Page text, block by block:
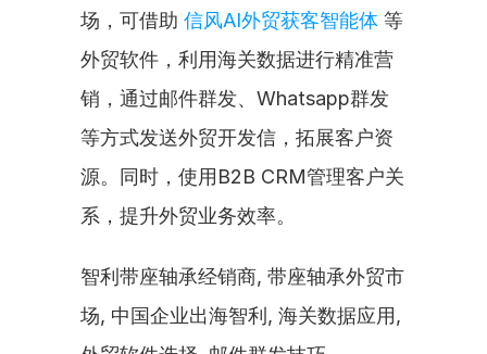
场，可借助 信风AI外贸获客智能体 等
外贸软件，利用海关数据进行精准营
销，通过邮件群发、Whatsapp群发
等方式发送外贸开发信，拓展客户资
源。同时，使用B2B CRM管理客户关
系，提升外贸业务效率。
智利带座轴承经销商, 带座轴承外贸市
场, 中国企业出海智利, 海关数据应用,